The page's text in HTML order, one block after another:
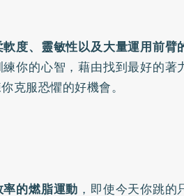
度、靈敏性以及大量運用前臂
你的心智，藉由找到最好的著
克服恐懼的好機會。
的燃脂運動 ，即使今天你跳